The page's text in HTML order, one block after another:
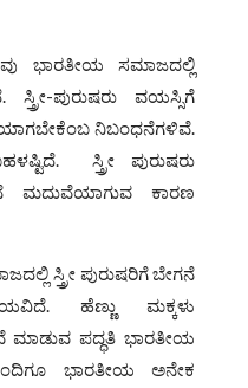
ಭಾರತೀಯ ಸಮಾಜದಲ್ಲಿ
ಸ್ತ್ರೀ-ಪುರುಷರು ವಯಸ್ಸಿಗೆ
ನಿಬಂಧನೆಗಳಿವೆ.
ಸ್ತ್ರೀ ಪುರುಷರು
ಮದುವೆಯಾಗುವ ಕಾರಣ
ಸ್ತ್ರೀ ಪುರುಷರಿಗೆ ಬೇಗನೆ
ಹೆಣ್ಣು ಮಕ್ಕಳು
ಪದ್ಧತಿ ಭಾರತೀಯ
ಭಾರತೀಯ ಅನೇಕ